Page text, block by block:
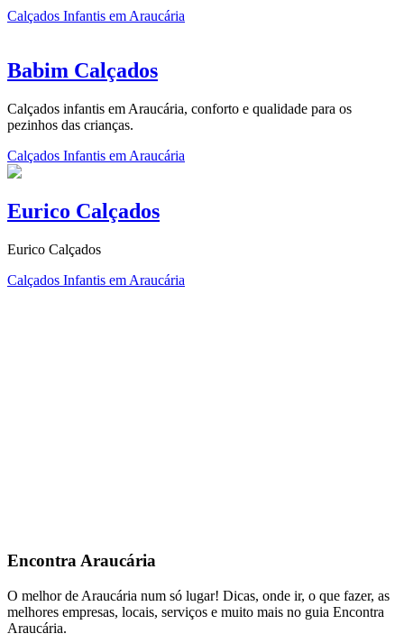
Calçados Infantis em Araucária
Babim Calçados
Calçados infantis em Araucária, conforto e qualidade para os
pezinhos das crianças.
Calçados Infantis em Araucária
Eurico Calçados
Eurico Calçados
Calçados Infantis em Araucária
Encontra Araucária
O melhor de Araucária num só lugar! Dicas, onde ir, o que fazer, as
melhores empresas, locais, serviços e muito mais no guia Encontra
Araucária.